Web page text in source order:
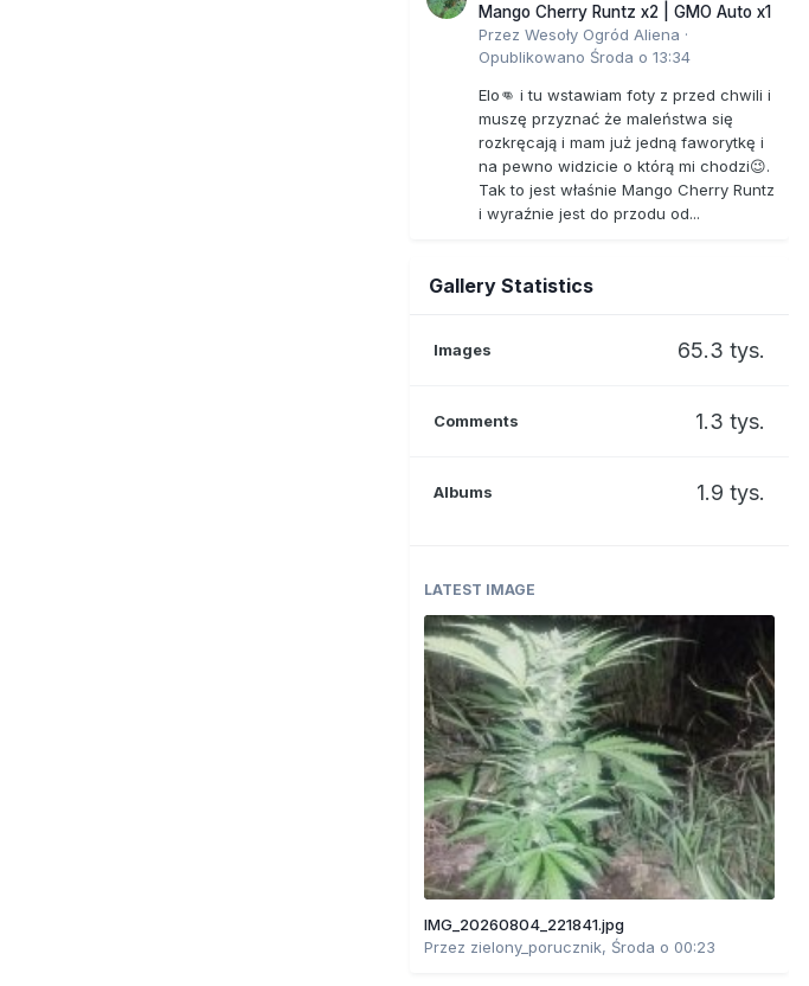
Mango Cherry Runtz x2 | GMO Auto x1
Przez Wesoły Ogród Aliena ·
Opublikowano Środa o 13:34
Elo👊 i tu wstawiam foty z przed chwili i
muszę przyznać że maleństwa się
rozkręcają i mam już jedną faworytkę i
na pewno widzicie o którą mi chodzi😉.
Tak to jest właśnie Mango Cherry Runtz
i wyraźnie jest do przodu od...
Gallery Statistics
Images 65.3 tys.
Comments 1.3 tys.
Albums 1.9 tys.
LATEST IMAGE
IMG_20260804_221841.jpg
Przez zielony_porucznik, Środa o 00:23